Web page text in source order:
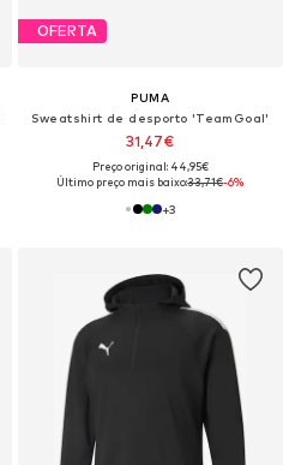
OFERTA
PUMA
Sweatshirt de desporto 'TeamGoal'
31,47€
Preço original: 44,95€
Último preço mais baixo:33,71€-6%
+3